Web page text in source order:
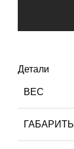
Детали
ВЕС
ГАБАРИТЫ